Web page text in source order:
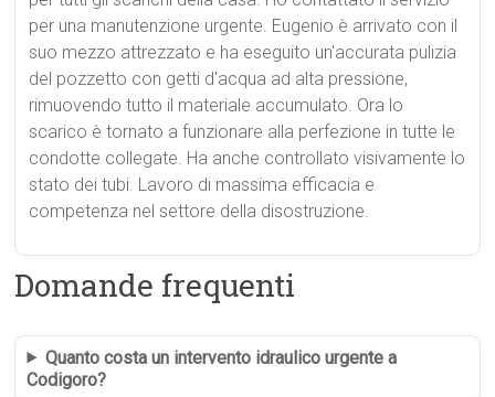
per una manutenzione urgente. Eugenio è arrivato con il
suo mezzo attrezzato e ha eseguito un'accurata pulizia
del pozzetto con getti d'acqua ad alta pressione,
rimuovendo tutto il materiale accumulato. Ora lo
scarico è tornato a funzionare alla perfezione in tutte le
condotte collegate. Ha anche controllato visivamente lo
stato dei tubi. Lavoro di massima efficacia e
competenza nel settore della disostruzione.
Domande frequenti
Quanto costa un intervento idraulico urgente a
Codigoro?